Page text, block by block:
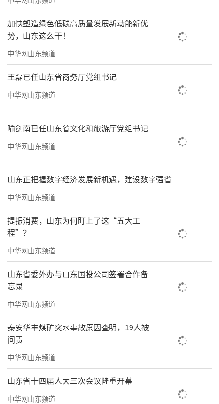
学院依泰山而建，环境优美，校园内有两
大自然湖泊、20余万株果树，环境优美，被誉
为“花园式校园”，获批国家级旅游景区（全
国同类院校唯一获此殊荣）。学生公寓全部配
备空调、独立卫生间和热水淋浴设施，校园实
现无线网络全覆盖。建有现代化实验实训中
高于国家标准。学院打造了“早安力明”“医
学文化节”等品牌活动，聘请名家来校讲座，
学术科技、文化艺术、志愿服务等多个领域，
满足学生多样化发展需求。
五、聚焦内涵建设，办学成果丰硕
学院先后获得了全国教育科研优秀成果二
等奖；教育部教指委批准的重点培育项目；获
批国家卫健委西学中带教基地；山东省省级教
学成果奖；山东省高校“黄大年式教师团
队”；山东省教学名师、省级特色专业、省级
精品资源共享课、省级学校思政名师；现有山
东省职业院校高水平专业建设群等，承担100余
项省部级以上科研课题等；获批省级非遗项目
多个；师生研发的精品文创产品“力明双玺
杯”，在2023年获全球发明大赛中国区第一
名，又在2025年3月荣获法国“双面神杯艺术设
加快塑造绿色低碳高质量发展新动能新优
势，山东这么干！
中华网山东频道
王磊已任山东省商务厅党组书记
中华网山东频道
喻剑南已任山东省文化和旅游厅党组书记
中华网山东频道
山东正把握数字经济发展新机遇，建设数字强省
中华网山东频道
提振消费，山东为何盯上了这“五大工
程”？
中华网山东频道
山东省委外办与山东国投公司签署合作备
忘录
中华网山东频道
泰安华丰煤矿突水事故原因查明，19人被
问责
中华网山东频道
山东省十四届人大三次会议隆重开幕
中华网山东频道